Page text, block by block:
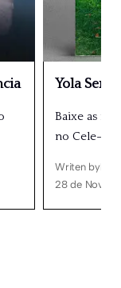
Yola
Baixe as
no Cele-
Writen by
28 de